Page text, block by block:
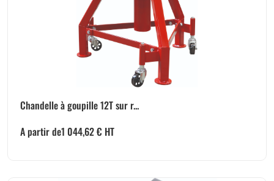
Chandelle à goupille 12T sur r...
A partir de1 044,62€ HT